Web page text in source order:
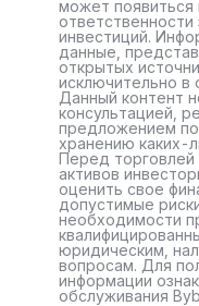
может
инвестиций.
данные,
открытых
исключительно в
Данный контент
консультацией,
предложением
хранению каких-
Перед
активов
оценить свое
допустимые
необходимости
юридическим,
вопросам. Для
информации
обслуживания